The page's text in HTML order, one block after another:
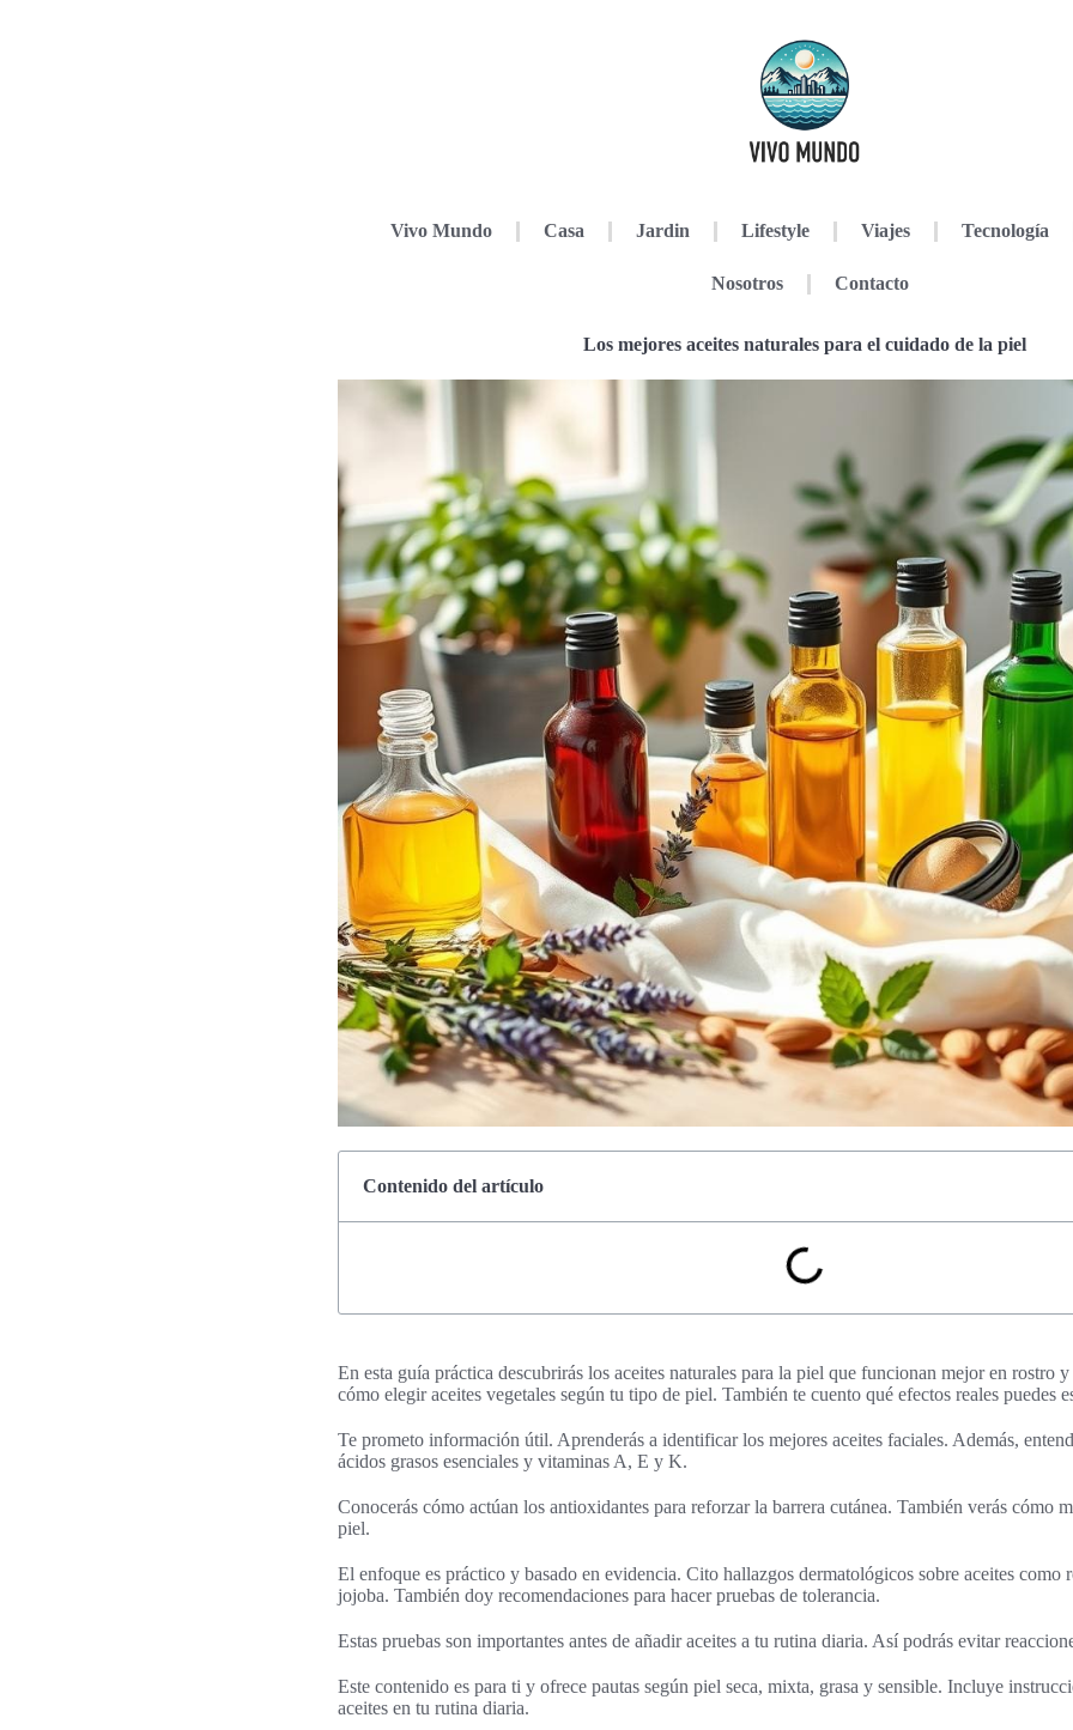
Vivo Mundo Casa Jardin Lifestyle Viajes Tecnología
Nosotros Contacto
Los mejores aceites naturales para el cuidado de la piel
Contenido del artículo
En esta guía práctica descubrirás los aceites naturales para la piel que funcionan mejor en rostro
cómo elegir aceites vegetales según tu tipo de piel. También te cuento qué efectos reales puedes
Te prometo información útil. Aprenderás a identificar los mejores aceites faciales. Además,
ácidos grasos esenciales y vitaminas A, E y K.
Conocerás cómo actúan los antioxidantes para reforzar la barrera cutánea. También verás cómo
piel.
El enfoque es práctico y basado en evidencia. Cito hallazgos dermatológicos sobre aceites como
jojoba. También doy recomendaciones para hacer pruebas de tolerancia.
Estas pruebas son importantes antes de añadir aceites a tu rutina diaria. Así podrás evitar
Este contenido es para ti y ofrece pautas según piel seca, mixta, grasa y sensible. Incluye
aceites en tu rutina diaria.